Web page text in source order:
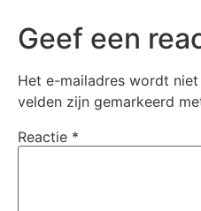
Geef een
Het e-mailadres wordt
velden zijn gemarkeerd
Reactie *